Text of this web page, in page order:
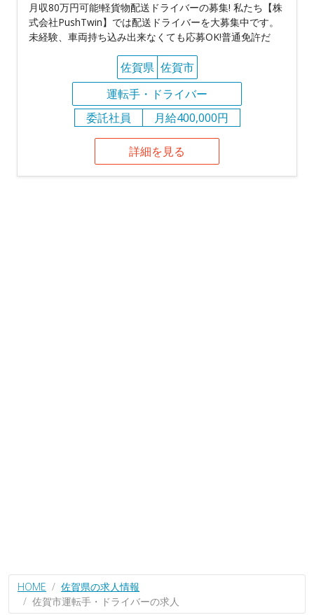
月収80万円可能!軽貨物配送ドライバーの募集! 私たち【株
式会社PushTwin】では配送ドライバーを大募集中です。
未経験、車両持ち込み出来なくても応募OK!普通免許だ
佐賀県 佐賀市
運転手・ドライバー
委託社員
月給400,000円
詳細を見る
HOME
佐賀県の求人情報
佐賀市運転手・ドライバーの求人